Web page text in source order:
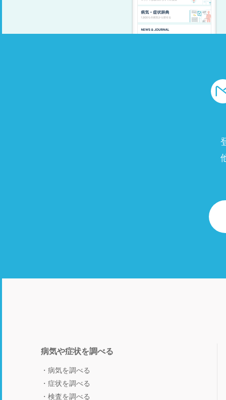
病気や症状を調べる
病気を調べる
症状を調べる
検査を調べる